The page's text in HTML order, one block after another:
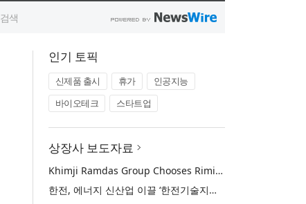
인기 토픽
신제품 출시 휴가
인공지능
바이오테크
스타트업
상장사 보도자료
Khimji Ramdas Group Chooses Rimini Street to Reduce SAP Support Costs, Protect 700+ Customizations and Reinvest Savings in Innovation
한전, 에너지 신산업 이끌 ‘한전기술지주’ 공식 출범